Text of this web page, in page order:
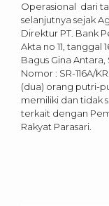
Operasional dari
selanjutnya sejak
Direktur PT. Bank
Akta no 11, tanggal
Bagus Gina
Nomor : SR-116A/
(dua) orang putri-
memiliki dan tidak
terkait dengan
Rakyat Parasari.